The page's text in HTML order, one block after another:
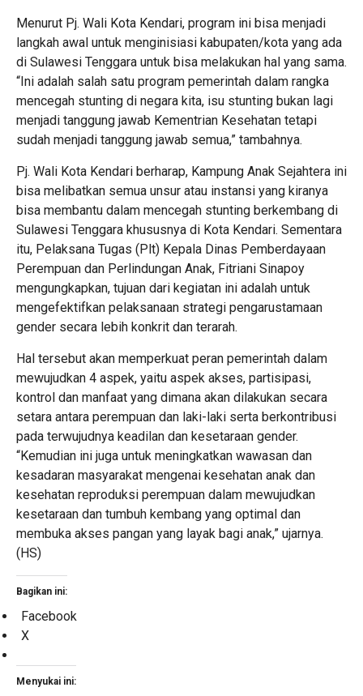
Menurut Pj. Wali Kota Kendari, program ini bisa menjadi
langkah awal untuk menginisiasi kabupaten/kota yang ada
di Sulawesi Tenggara untuk bisa melakukan hal yang sama.
“Ini adalah salah satu program pemerintah dalam rangka
mencegah stunting di negara kita, isu stunting bukan lagi
menjadi tanggung jawab Kementrian Kesehatan tetapi
sudah menjadi tanggung jawab semua,” tambahnya.
Pj. Wali Kota Kendari berharap, Kampung Anak Sejahtera ini
bisa melibatkan semua unsur atau instansi yang kiranya
bisa membantu dalam mencegah stunting berkembang di
Sulawesi Tenggara khususnya di Kota Kendari. Sementara
itu, Pelaksana Tugas (Plt) Kepala Dinas Pemberdayaan
Perempuan dan Perlindungan Anak, Fitriani Sinapoy
mengungkapkan, tujuan dari kegiatan ini adalah untuk
mengefektifkan pelaksanaan strategi pengarustamaan
gender secara lebih konkrit dan terarah.
Hal tersebut akan memperkuat peran pemerintah dalam
mewujudkan 4 aspek, yaitu aspek akses, partisipasi,
kontrol dan manfaat yang dimana akan dilakukan secara
setara antara perempuan dan laki-laki serta berkontribusi
pada terwujudnya keadilan dan kesetaraan gender.
“Kemudian ini juga untuk meningkatkan wawasan dan
kesadaran masyarakat mengenai kesehatan anak dan
kesehatan reproduksi perempuan dalam mewujudkan
kesetaraan dan tumbuh kembang yang optimal dan
membuka akses pangan yang layak bagi anak,” ujarnya.
(HS)
Bagikan ini:
Facebook
X
Menyukai ini: